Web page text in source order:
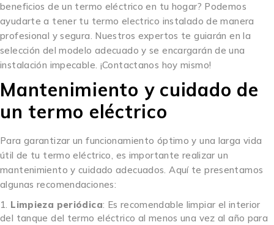
beneficios de un termo eléctrico en tu hogar? Podemos
ayudarte a tener tu termo electrico instalado de manera
profesional y segura. Nuestros expertos te guiarán en la
selección del modelo adecuado y se encargarán de una
instalación impecable. ¡Contactanos hoy mismo!
Mantenimiento y cuidado de
un termo eléctrico
Para garantizar un funcionamiento óptimo y una larga vida
útil de tu termo eléctrico, es importante realizar un
mantenimiento y cuidado adecuados. Aquí te presentamos
algunas recomendaciones:
Limpieza periódica: Es recomendable limpiar el interior
del tanque del termo eléctrico al menos una vez al año para